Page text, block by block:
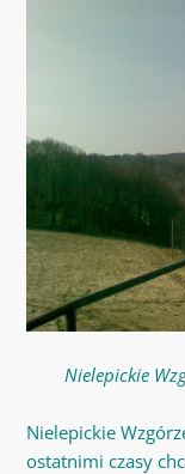
Nielepickie
Nielepickie
ostatnimi czasy